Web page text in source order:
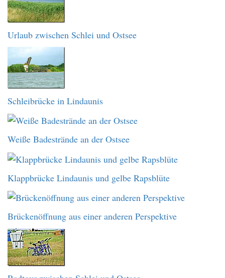
Urlaub zwischen Schlei und Ostsee
Schleibrücke in Lindaunis
Weiße Badestrände an der Ostsee
Klappbrücke Lindaunis und gelbe Rapsblüte
Brückenöffnung aus einer anderen Perspektive